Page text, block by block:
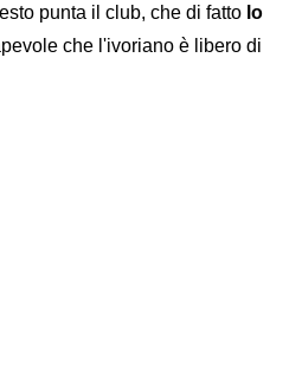
punta il club, che di fatto lo
che l'ivoriano è libero di